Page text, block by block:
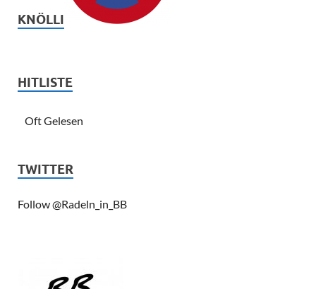
KNÖLLI
HITLISTE
Oft Gelesen
TWITTER
Follow @Radeln_in_BB